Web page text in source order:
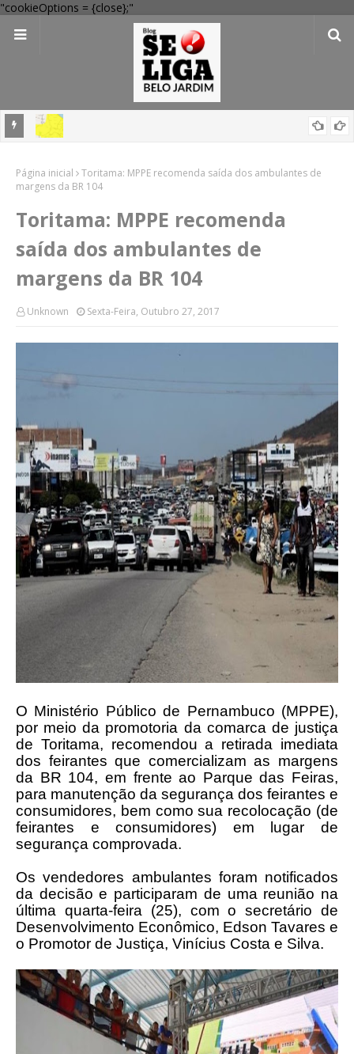
"cookieOptions = {close};"
alerta amarelo de vendaval
Página inicial
Toritama: MPPE recomenda saída dos ambulantes de
margens da BR 104
Toritama: MPPE recomenda
saída dos ambulantes de
margens da BR 104
Unknown Sexta-Feira, Outubro 27, 2017
O Ministério Público de Pernambuco (MPPE),
por meio da promotoria da comarca de justiça
de Toritama, recomendou a retirada imediata
dos feirantes que comercializam as margens
da BR 104, em frente ao Parque das Feiras,
para manutenção da segurança dos feirantes e
consumidores, bem como sua recolocação (de
feirantes e consumidores) em lugar de
segurança comprovada.
Os vendedores ambulantes foram notificados
da decisão e participaram de uma reunião na
última quarta-feira (25), com o secretário de
Desenvolvimento Econômico, Edson Tavares e
o Promotor de Justiça, Vinícius Costa e Silva.